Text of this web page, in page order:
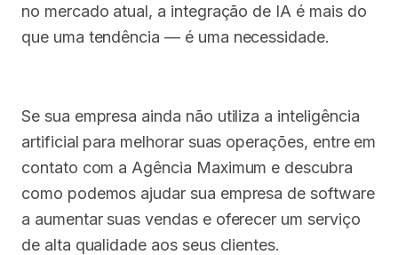
no mercado atual, a integração de IA é mais do
que uma tendência — é uma necessidade.
Se sua empresa ainda não utiliza a inteligência
artificial para melhorar suas operações, entre em
contato com a Agência Maximum e descubra
como podemos ajudar sua empresa de software
a aumentar suas vendas e oferecer um serviço
de alta qualidade aos seus clientes.